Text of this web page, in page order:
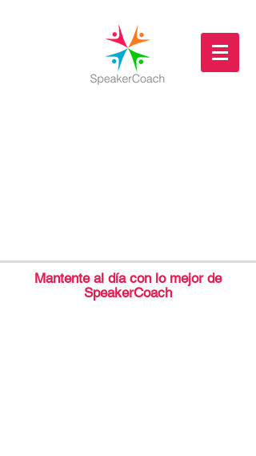
Mantente al día con lo mejor de
SpeakerCoach